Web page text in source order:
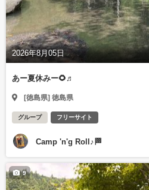
2026年8月05日
あー夏休みー🌻♬
[徳島県] 徳島県
グループ フリーサイト
Camp 'n'g Roll♪🏁
9